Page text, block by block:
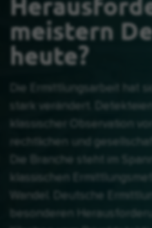
meistern
heute?
Die Ermittlungsarbeit hat
stark verändert.
klassischer Observation
rechtlichen und
Die Branche steht im
klassischen
Wandel. Deutsche
besonderen